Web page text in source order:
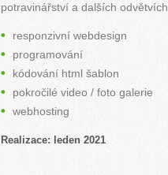
potravinářství a dalších odvětvích.
responzivní webdesign
programování
kódování html šablon
pokročilé video / foto galerie
webhosting
Realizace: leden 2021